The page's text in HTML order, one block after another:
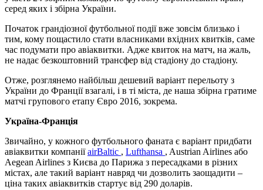
серед яких і збірна України.
Початок грандіозної футбольної події вже зовсім близько і
тим, кому пощастило стати власниками вхідних квитків, саме
час подумати про авіаквитки. Адже квиток на матч, на жаль,
не надає безкоштовний трансфер від стадіону до стадіону.
Отже, розглянемо найбільш дешевий варіант перельоту з
України до Франції взагалі, і в ті міста, де наша збірна гратиме
матчі групового етапу Євро 2016, зокрема.
Україна-Франція
Звичайно, у кожного футбольного фаната є варіант придбати
авіаквитки компаніїairBaltic , Lufthansa , Austrian Airlines або
Aegean Airlines з Києва до Парижа з пересадками в різних
містах, але такий варіант навряд чи дозволить заощадити –
ціна таких авіаквитків стартує від 290 доларів.